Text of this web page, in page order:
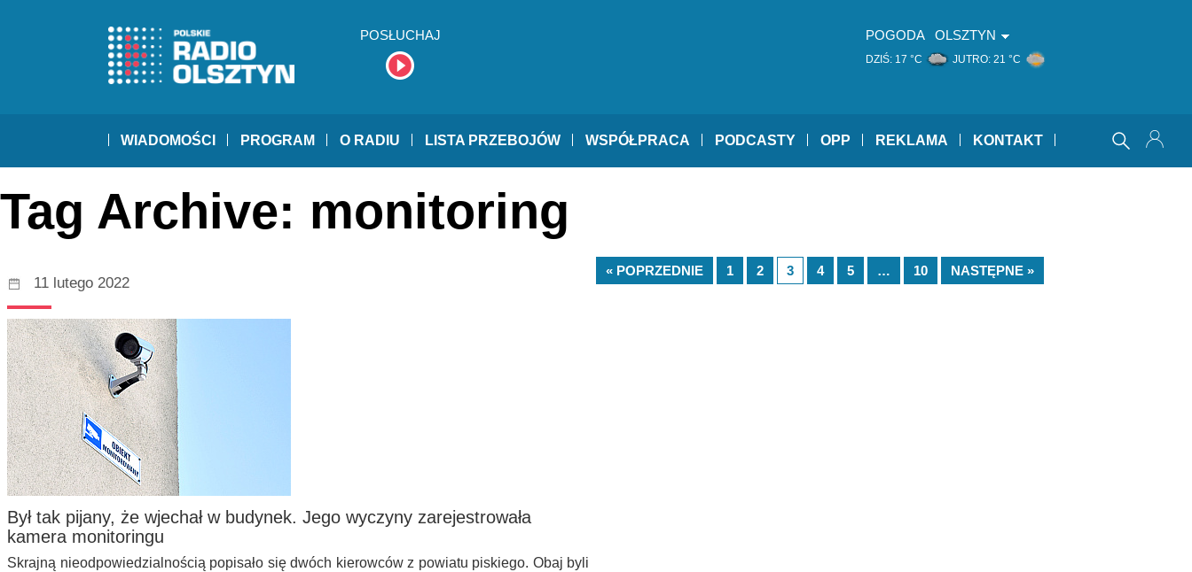
POSŁUCHAJ POGODA OLSZTYN
DZIŚ: 17 °C JUTRO: 21 °C
WIADOMOŚCI PROGRAM O RADIU LISTA PRZEBOJÓW WSPÓŁPRACA PODCASTY OPP REKLAMA KONTAKT
Tag Archive: monitoring
11 lutego 2022
Był tak pijany, że wjechał w budynek. Jego wyczyny zarejestrowała
kamera monitoringu
Skrajną nieodpowiedzialnością popisało się dwóch kierowców z powiatu piskiego. Obaj byli
« POPRZEDNIE 1 2 3 4 5 … 10 NASTĘPNE »